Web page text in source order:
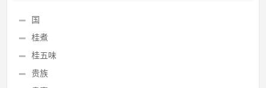
国
桂煮
桂五味
贵族